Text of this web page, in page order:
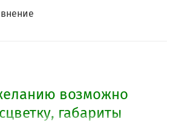
возможно
габариты